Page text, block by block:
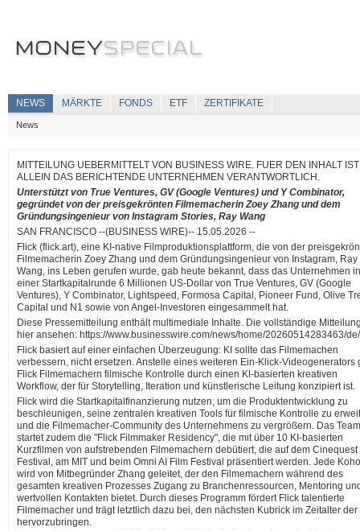
NEWS MÄRKTE FONDS ETF ZERTIFIKATE
News
MITTEILUNG UEBERMITTELT VON BUSINESS WIRE. FUER DEN INHALT IST
ALLEIN DAS BERICHTENDE UNTERNEHMEN VERANTWORTLICH.
Unterstützt von True Ventures, GV (Google Ventures) und Y Combinator,
gegründet von der preisgekrönten Filmemacherin Zoey Zhang und dem
Gründungsingenieur von Instagram Stories, Ray Wang
SAN FRANCISCO --(BUSINESS WIRE)-- 15.05.2026 --
Flick (flick.art), eine KI-native Filmproduktionsplattform, die von der
Filmemacherin Zoey Zhang und dem Gründungsingenieur von Instagram, Ray
Wang, ins Leben gerufen wurde, gab heute bekannt, dass das Unternehmen in
einer Startkapitalrunde 6 Millionen US-Dollar von True Ventures, GV (Google
Ventures), Y Combinator, Lightspeed, Formosa Capital, Pioneer Fund, Olive
Capital und N1 sowie von Angel-Investoren eingesammelt hat.
Diese Pressemitteilung enthält multimediale Inhalte. Die vollständige
hier ansehen: https://www.businesswire.com/news/home/20260514283463/de/
Flick basiert auf einer einfachen Überzeugung: KI sollte das Filmemachen
verbessern, nicht ersetzen. Anstelle eines weiteren Ein-Klick-Videogenerators
Flick Filmemachern filmische Kontrolle durch einen KI-basierten kreativen
Workflow, der für Storytelling, Iteration und künstlerische Leitung konzipiert ist.
Flick wird die Startkapitalfinanzierung nutzen, um die Produktentwicklung zu
beschleunigen, seine zentralen kreativen Tools für filmische Kontrolle zu
und die Filmemacher-Community des Unternehmens zu vergrößern. Das Team
startet zudem die "Flick Filmmaker Residency", die mit über 10 KI-basierten
Kurzfilmen von aufstrebenden Filmemachern debütiert, die auf dem Cinequest
Festival, am MIT und beim Omni AI Film Festival präsentiert werden. Jede
wird von Mitbegründer Zhang geleitet, der den Filmemachern während des
gesamten kreativen Prozesses Zugang zu Branchenressourcen, Mentoring
wertvollen Kontakten bietet. Durch dieses Programm fördert Flick talentierte
Filmemacher und trägt letztlich dazu bei, den nächsten Kubrick im Zeitalter der
hervorzubringen.